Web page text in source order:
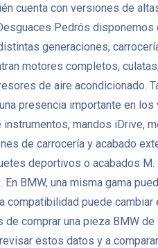
cuenta con versiones de
Pedrós
generaciones,
motores completos,
de aire
presencia importante en
mandos
de carrocería y acabado
deportivos o acabados
BMW, una misma gama
compatibilidad puede
comprar una pieza BMW
estos datos y a